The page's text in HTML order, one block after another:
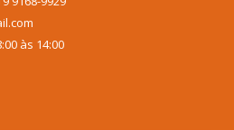
às 14:00